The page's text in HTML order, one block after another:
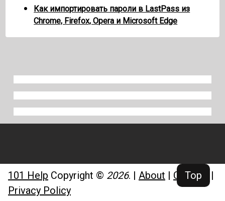
Top
Как импортировать пароли в LastPass из
Chrome, Firefox, Opera и Microsoft Edge
101 Help Copyright © 2026. | About | Contact
|
Privacy Policy